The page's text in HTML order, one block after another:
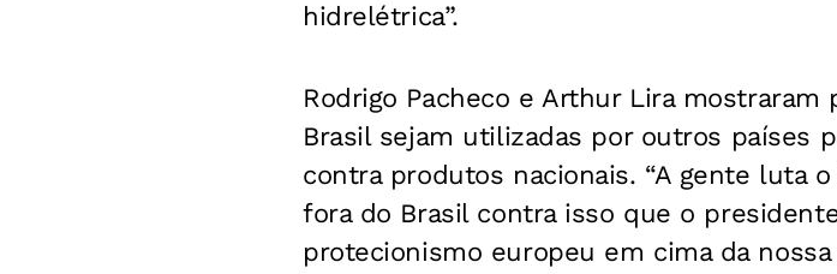
hidrelétrica”.
Rodrigo Pacheco e Arthur Lira
Brasil sejam utilizadas por outros países
contra produtos nacionais. “A gente luta
fora do Brasil contra isso que o
protecionismo europeu em cima da